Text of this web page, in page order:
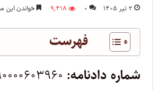
۲ تیر ۱۴۰۵ ۰ ۹,۴۱۸ خواندن این مطلب ۵ دقیقه
فهرست
شماره دادنامه: